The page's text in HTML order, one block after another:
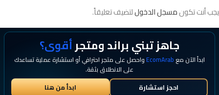
يجب أنت تكونمسجل الدخوللتضيف تعليقاً.
جاهز تبني براند ومتجرأقوى؟
ابدأ الآن معEcomArabواحصل على متجر احترافي أو استشارة عملية تساعدك
على الانطلاق بثقة.
احجز استشارة
ابدأ من هنا